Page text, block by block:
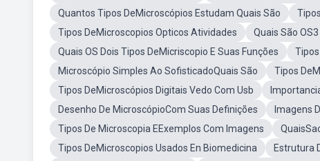
Quantos Tipos DeMicroscópios Estudam Quais São
Tipos DeMicroscopios Opticos Atividades
Quais São
Quais OS Dois Tipos DeMicriscopio E Suas Funções
Microscópio Simples Ao SofisticadoQuais São
Tipos
Tipos DeMicroscópios Digitais Vedo Com Usb
Desenho De MicroscópioCom Suas Definições
Imagens
Tipos De Microscopia EExemplos Com Imagens
Tipos DeMicroscopios Usados En Biomedicina
Estrutura